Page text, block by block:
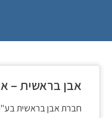
אבן בראשית –
חברת אבן בראשית